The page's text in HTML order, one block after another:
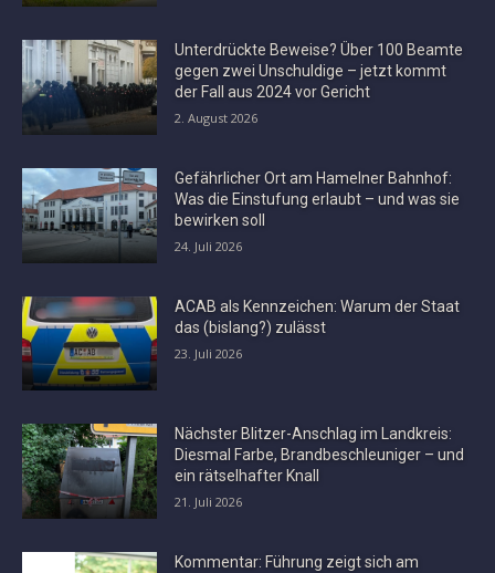
Unterdrückte Beweise? Über 100 Beamte
gegen zwei Unschuldige – jetzt kommt
der Fall aus 2024 vor Gericht
2. August 2026
Gefährlicher Ort am Hamelner Bahnhof:
Was die Einstufung erlaubt – und was sie
bewirken soll
24. Juli 2026
ACAB als Kennzeichen: Warum der Staat
das (bislang?) zulässt
23. Juli 2026
Nächster Blitzer-Anschlag im Landkreis:
Diesmal Farbe, Brandbeschleuniger – und
ein rätselhafter Knall
21. Juli 2026
Kommentar: Führung zeigt sich am